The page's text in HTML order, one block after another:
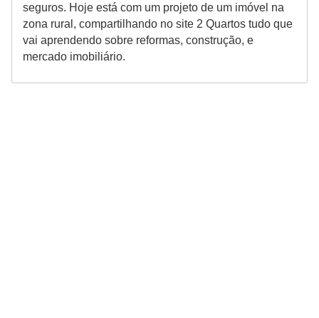
seguros. Hoje está com um projeto de um imóvel na
zona rural, compartilhando no site 2 Quartos tudo que
vai aprendendo sobre reformas, construção, e
mercado imobiliário.